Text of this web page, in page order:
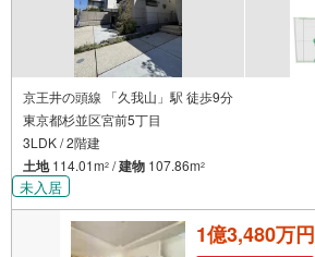
京王井の頭線 「久我山」駅 徒歩9分
東京都杉並区宮前5丁目
3LDK / 2階建
土地114.01m2 /建物 107.86m2
未入居
1億3,480万円